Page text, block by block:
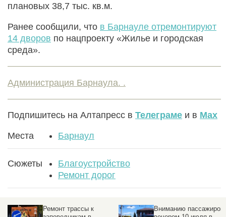
плановых 38,7 тыс. кв.м.
Ранее сообщили, что в Барнауле отремонтируют
14 дворов по нацпроекту «Жилье и городская
среда».
Администрация Барнаула. .
Подпишитесь на Алтапресс в Телеграме и в Max
Места Барнаул
Сюжеты
Благоустройство
Ремонт дорог
Ремонт трассы к
Вниманию пассажиров: